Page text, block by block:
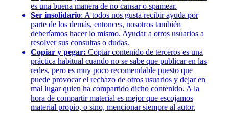
es una buena manera de no cansar o spamear.
Ser insolidario: A todos nos gusta recibir ayuda por
parte de los demás, entonces, nosotros también
deberíamos hacer lo mismo. Ayudar a otros usuarios a
resolver sus consultas o dudas.
Copiar y pegar: Copiar contenido de terceros es una
práctica habitual cuando no se sabe que publicar en las
redes, pero es muy poco recomendable puesto que
puede provocar el rechazo de otros usuarios y dejar en
mal lugar quien ha compartido dicho contenido. A la
hora de compartir material es mejor que escojamos
material propio, o sino, mencionar siempre al autor.